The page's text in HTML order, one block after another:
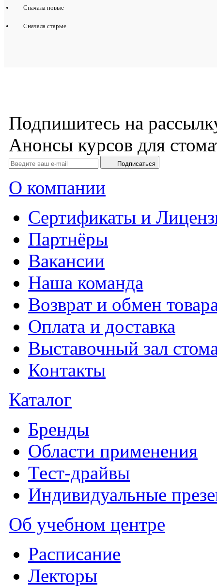
Сначала новые
Сначала старые
Подпишитесь на
Анонсы курсов для
Подписаться
О компании
Сертификаты и
Партнёры
Вакансии
Наша команда
Возврат и обмен
Оплата и доставка
Выставочный зал
Контакты
Каталог
Бренды
Области применения
Тест-драйвы
Индивидуальные
Об учебном центре
Расписание
Лекторы